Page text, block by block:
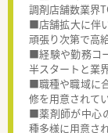
調剤店舗数業界
■店舗拡大に伴
頑張り次第で高
■経験や勤務コ
半スタートと業
■職種や職域に
修を用意されて
■薬剤師が中心
種多様に用意さ